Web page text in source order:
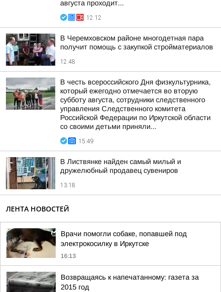
августа проходит...
12:12
В Черемховском районе многодетная пара
получит помощь с закупкой стройматериалов
12:48
В честь всероссийского Дня физкультурника,
который ежегодно отмечается во вторую
субботу августа, сотрудники следственного
управления Следственного комитета
Российской Федерации по Иркутской области
со своими детьми приняли...
15:49
В Листвянке найден самый милый и
дружелюбный продавец сувениров
13:18
ЛЕНТА НОВОСТЕЙ
Врачи помогли собаке, попавшей под
электрокосилку в Иркутске
16:13
Возвращаясь к напечатанному: газета за
2015 год